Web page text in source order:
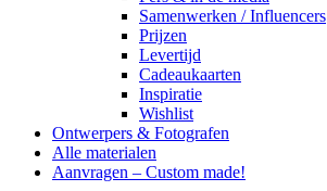
Samenwerken / Influencers
Prijzen
Levertijd
Cadeaukaarten
Inspiratie
Wishlist
Ontwerpers & Fotografen
Alle materialen
Aanvragen – Custom made!